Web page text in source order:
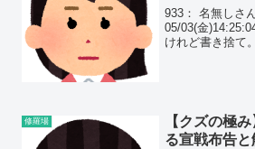
いなの？』
で…
933： 名無しさ
05/03(金
けれど書き捨て
修羅場
【クズの極
る宣戦布告